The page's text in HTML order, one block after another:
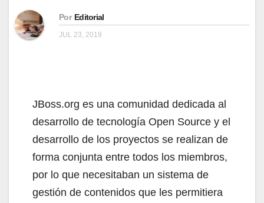
Por Editorial
JUL 23, 2019
JBoss.org es una comunidad dedicada al
desarrollo de tecnología Open Source y el
desarrollo de los proyectos se realizan de
forma conjunta entre todos los miembros,
por lo que necesitaban un sistema de
gestión de contenidos que les permitiera